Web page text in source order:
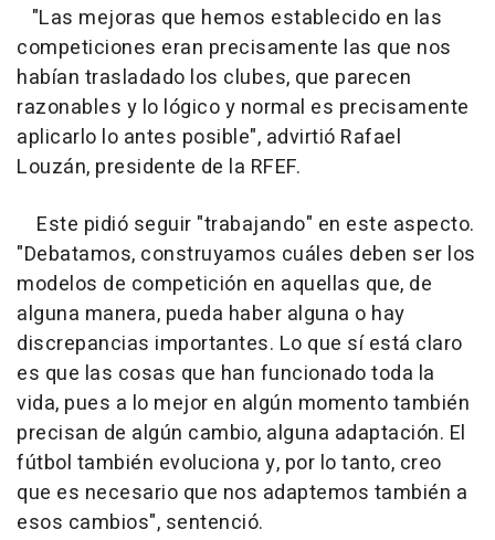
"Las mejoras que hemos establecido en las
competiciones eran precisamente las que nos
habían trasladado los clubes, que parecen
razonables y lo lógico y normal es precisamente
aplicarlo lo antes posible", advirtió Rafael
Louzán, presidente de la RFEF.
Este pidió seguir "trabajando" en este aspecto.
"Debatamos, construyamos cuáles deben ser los
modelos de competición en aquellas que, de
alguna manera, pueda haber alguna o hay
discrepancias importantes. Lo que sí está claro
es que las cosas que han funcionado toda la
vida, pues a lo mejor en algún momento también
precisan de algún cambio, alguna adaptación. El
fútbol también evoluciona y, por lo tanto, creo
que es necesario que nos adaptemos también a
esos cambios", sentenció.